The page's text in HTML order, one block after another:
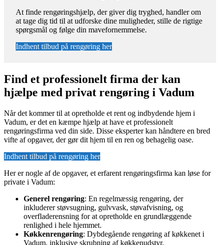
At finde rengøringshjælp, der giver dig tryghed, handler om
at tage dig tid til at udforske dine muligheder, stille de rigtige
spørgsmål og følge din mavefornemmelse.
Indhent tilbud på rengøring her
Find et professionelt firma der kan
hjælpe med privat rengøring i Vadum
Når det kommer til at opretholde et rent og indbydende hjem i
Vadum, er det en kæmpe hjælp at have et professionelt
rengøringsfirma ved din side. Disse eksperter kan håndtere en bred
vifte af opgaver, der gør dit hjem til en ren og behagelig oase.
Indhent tilbud på rengøring her
Her er nogle af de opgaver, et erfarent rengøringsfirma kan løse for
private i Vadum:
Generel rengøring: En regelmæssig rengøring, der
inkluderer støvsugning, gulvvask, støvafvisning, og
overfladerensning for at opretholde en grundlæggende
renlighed i hele hjemmet.
Køkkenrengøring: Dybdegående rengøring af køkkenet i
Vadum, inklusive skrubning af køkkenudstyr,